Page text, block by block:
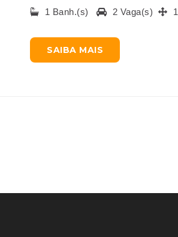
1 Banh.(s)
2 Vaga(s)
SAIBA MAIS